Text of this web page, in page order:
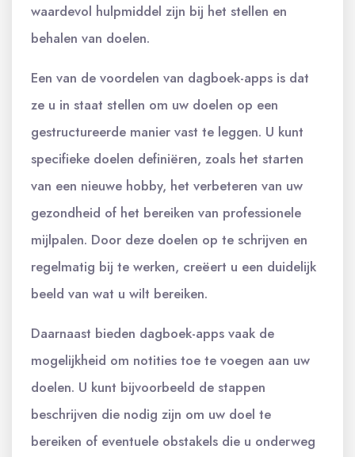
waardevol hulpmiddel zijn bij het stellen en
behalen van doelen.
Een van de voordelen van dagboek-apps is dat
ze u in staat stellen om uw doelen op een
gestructureerde manier vast te leggen. U kunt
specifieke doelen definiëren, zoals het starten
van een nieuwe hobby, het verbeteren van uw
gezondheid of het bereiken van professionele
mijlpalen. Door deze doelen op te schrijven en
regelmatig bij te werken, creëert u een duidelijk
beeld van wat u wilt bereiken.
Daarnaast bieden dagboek-apps vaak de
mogelijkheid om notities toe te voegen aan uw
doelen. U kunt bijvoorbeeld de stappen
beschrijven die nodig zijn om uw doel te
bereiken of eventuele obstakels die u onderweg